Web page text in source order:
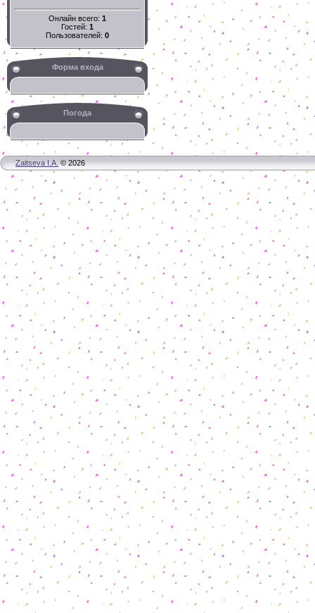
Онлайн всего: 1
Гостей: 1
Пользователей: 0
Форма входа
Погода
Zaitseva I.A.© 2026